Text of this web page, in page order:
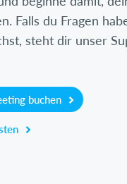
Falls du Fragen
steht dir unser
buchen